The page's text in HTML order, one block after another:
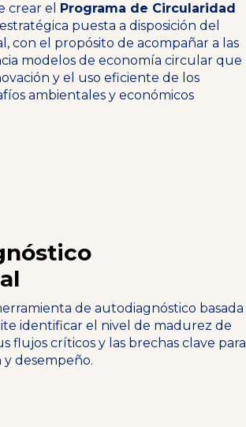
crear el
Programa de Circularidad
puesta a disposición del
con el propósito de acompañar a las
modelos de economía circular que
y el uso eficiente de los
ambientales y económicos
de autodiagnóstico basada
identificar el nivel de madurez de
flujos críticos y las brechas clave para
desempeño.